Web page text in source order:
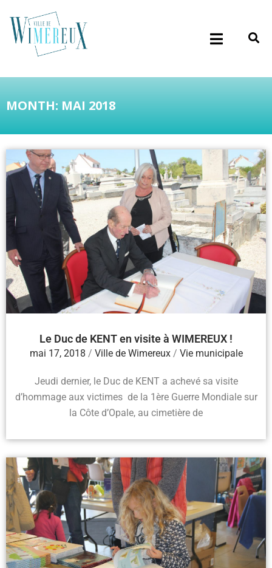
MONTH: MAI 2018
Le Duc de KENT en visite à WIMEREUX !
mai 17, 2018 / Ville de Wimereux / Vie municipale
Jeudi dernier, le Duc de KENT a achevé sa visite
d’hommage aux victimes de la 1ère Guerre Mondiale sur
la Côte d’Opale, au cimetière de